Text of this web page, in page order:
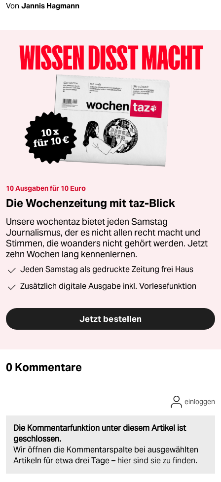
Von Jannis Hagmann
10 Ausgaben für 10 Euro
Die Wochenzeitung mit taz-Blick
Unsere wochentaz bietet jeden Samstag
Journalismus, der es nicht allen recht macht und
Stimmen, die woanders nicht gehört werden. Jetzt
zehn Wochen lang kennenlernen.
Jeden Samstag als gedruckte Zeitung frei Haus
Zusätzlich digitale Ausgabe inkl. Vorlesefunktion
Jetzt bestellen
0 Kommentare
Die Kommentarfunktion unter diesem Artikel ist
geschlossen.
Wir öffnen die Kommentarspalte bei ausgewählten
Artikeln für etwa drei Tage – hier sind sie zu finden.
einloggen